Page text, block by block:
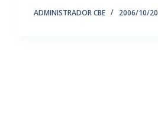
ADMINISTRADOR CBE 2006/10/20